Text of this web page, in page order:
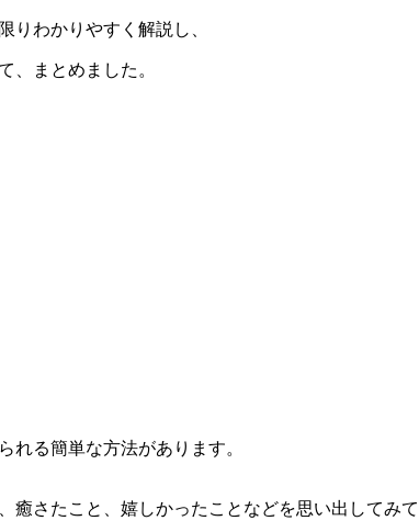
りわかりやすく解説し、
、まとめました。
れる簡単な方法があります。
さたこと、嬉しかったことなどを思い出してみて